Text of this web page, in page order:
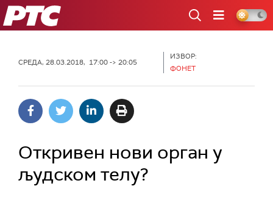
РТС
СРЕДА, 28.03.2018, 17:00 -> 20:05
ИЗВОР:
ФОНЕТ
Откривен нови орган у
људском телу?